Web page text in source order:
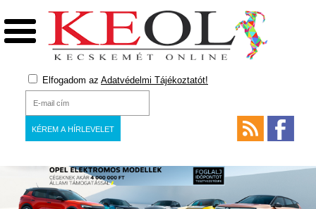
Elfogadom az Adatvédelmi Tájékoztatót!